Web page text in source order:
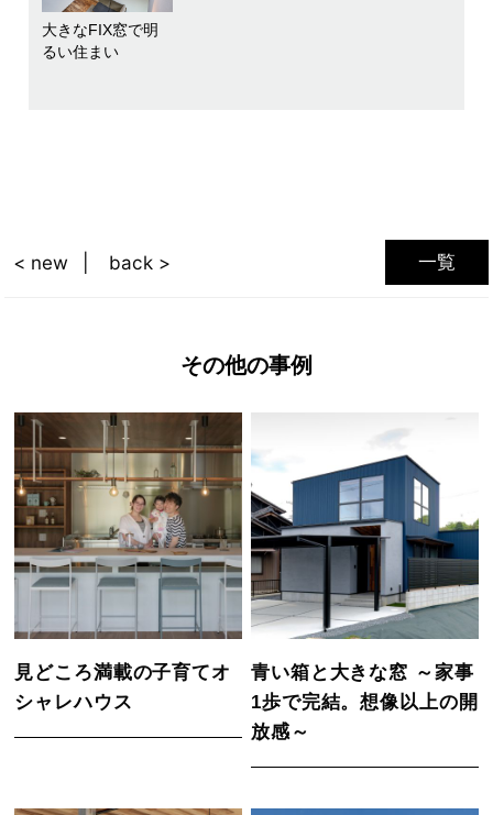
大きなFIX窓で明
るい住まい
一覧
< new back >
その他の事例
見どころ満載の子育てオ
シャレハウス
青い箱と大きな窓 ～家事
1歩で完結。想像以上の開
放感～